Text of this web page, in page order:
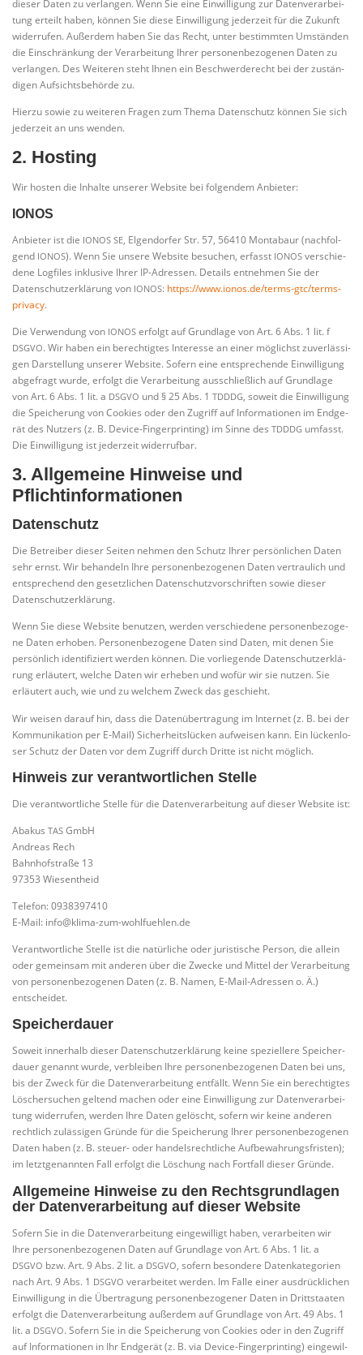
die­ser Daten zu ver­lan­gen. Wenn Sie eine Ein­wil­li­gung zur Daten­ver­ar­bei­
tung erteilt haben, kön­nen Sie die­se Ein­wil­li­gung jeder­zeit für die Zukunft
wider­ru­fen. Außer­dem haben Sie das Recht, unter bestimm­ten Umstän­den
die Ein­schrän­kung der Ver­ar­bei­tung Ihrer per­so­nen­be­zo­ge­nen Daten zu
ver­lan­gen. Des Wei­te­ren steht Ihnen ein Beschwer­de­recht bei der zustän­
di­gen Auf­sichts­be­hör­de zu.
Hier­zu sowie zu wei­te­ren Fra­gen zum The­ma Daten­schutz kön­nen Sie sich
jeder­zeit an uns wenden.
2. Hosting
Wir hos­ten die Inhal­te unse­rer Web­site bei fol­gen­dem Anbieter:
IONOS
Anbie­ter ist die IONOS SE, Elgen­dor­fer Str. 57, 56410 Mon­ta­baur (nach­fol­
gend IONOS). Wenn Sie unse­re Web­site besu­chen, erfasst IONOS ver­schie­
de­ne Log­files inklu­si­ve Ihrer IP-Adres­sen. Details ent­neh­men Sie der
Daten­schutz­er­klä­rung von IONOS: https://www.ionos.de/terms-gtc/terms-
privacy.
Die Ver­wen­dung von IONOS erfolgt auf Grund­la­ge von Art. 6 Abs. 1 lit. f
DSGVO. Wir haben ein berech­tig­tes Inter­es­se an einer mög­lichst zuver­läs­si­
gen Dar­stel­lung unse­rer Web­site. Sofern eine ent­spre­chen­de Ein­wil­li­gung
abge­fragt wur­de, erfolgt die Ver­ar­bei­tung aus­schließ­lich auf Grund­la­ge
von Art. 6 Abs. 1 lit. a DSGVO und § 25 Abs. 1 TDDDG, soweit die Ein­wil­li­gung
die Spei­che­rung von Coo­kies oder den Zugriff auf Infor­ma­tio­nen im End­ge­
rät des Nut­zers (z. B. Device-Fin­ger­prin­ting) im Sin­ne des TDDDG umfasst.
Die Ein­wil­li­gung ist jeder­zeit widerrufbar.
3. Allgemeine Hinweise und
Pflichtinformationen
Datenschutz
Die Betrei­ber die­ser Sei­ten neh­men den Schutz Ihrer per­sön­li­chen Daten
sehr ernst. Wir behan­deln Ihre per­so­nen­be­zo­ge­nen Daten ver­trau­lich und
ent­spre­chend den gesetz­li­chen Daten­schutz­vor­schrif­ten sowie die­ser
Datenschutzerklärung.
Wenn Sie die­se Web­site benut­zen, wer­den ver­schie­de­ne per­so­nen­be­zo­ge­
ne Daten erho­ben. Per­so­nen­be­zo­ge­ne Daten sind Daten, mit denen Sie
per­sön­lich iden­ti­fi­ziert wer­den kön­nen. Die vor­lie­gen­de Daten­schutz­er­klä­
rung erläu­tert, wel­che Daten wir erhe­ben und wofür wir sie nut­zen. Sie
erläu­tert auch, wie und zu wel­chem Zweck das geschieht.
Wir wei­sen dar­auf hin, dass die Daten­über­tra­gung im Inter­net (z. B. bei der
Kom­mu­ni­ka­ti­on per E‑Mail) Sicher­heits­lü­cken auf­wei­sen kann. Ein lücken­lo­
ser Schutz der Daten vor dem Zugriff durch Drit­te ist nicht möglich.
Hinweis zur verantwortlichen Stelle
Die ver­ant­wort­li­che Stel­le für die Daten­ver­ar­bei­tung auf die­ser Web­site ist:
Aba­kus TAS GmbH
Andre­as Rech
Bahn­hof­stra­ße 13
97353 Wiesentheid
Tele­fon: 0938397410
E‑Mail: info@klima-zum-wohlfuehlen.de
Ver­ant­wort­li­che Stel­le ist die natür­li­che oder juris­ti­sche Per­son, die allein
oder gemein­sam mit ande­ren über die Zwe­cke und Mit­tel der Ver­ar­bei­tung
von per­so­nen­be­zo­ge­nen Daten (z. B. Namen, E‑Mail-Adres­sen o. Ä.)
entscheidet.
Speicherdauer
Soweit inner­halb die­ser Daten­schutz­er­klä­rung kei­ne spe­zi­el­le­re Spei­cher­
dau­er genannt wur­de, ver­blei­ben Ihre per­so­nen­be­zo­ge­nen Daten bei uns,
bis der Zweck für die Daten­ver­ar­bei­tung ent­fällt. Wenn Sie ein berech­tig­tes
Löscher­su­chen gel­tend machen oder eine Ein­wil­li­gung zur Daten­ver­ar­bei­
tung wider­ru­fen, wer­den Ihre Daten gelöscht, sofern wir kei­ne ande­ren
recht­lich zuläs­si­gen Grün­de für die Spei­che­rung Ihrer per­so­nen­be­zo­ge­nen
Daten haben (z. B. steu­er- oder han­dels­recht­li­che Auf­be­wah­rungs­fris­ten);
im letzt­ge­nann­ten Fall erfolgt die Löschung nach Fort­fall die­ser Gründe.
Allgemeine Hinweise zu den Rechtsgrundlagen
der Datenverarbeitung auf dieser Website
Sofern Sie in die Daten­ver­ar­bei­tung ein­ge­wil­ligt haben, ver­ar­bei­ten wir
Ihre per­so­nen­be­zo­ge­nen Daten auf Grund­la­ge von Art. 6 Abs. 1 lit. a
DSGVO bzw. Art. 9 Abs. 2 lit. a DSGVO, sofern beson­de­re Daten­ka­te­go­rien
nach Art. 9 Abs. 1 DSGVO ver­ar­bei­tet wer­den. Im Fal­le einer aus­drück­li­chen
Ein­wil­li­gung in die Über­tra­gung per­so­nen­be­zo­ge­ner Daten in Dritt­staa­ten
erfolgt die Daten­ver­ar­bei­tung außer­dem auf Grund­la­ge von Art. 49 Abs. 1
lit. a DSGVO. Sofern Sie in die Spei­che­rung von Coo­kies oder in den Zugriff
auf Infor­ma­tio­nen in Ihr End­ge­rät (z. B. via Device-Fin­ger­prin­ting) ein­ge­wil­